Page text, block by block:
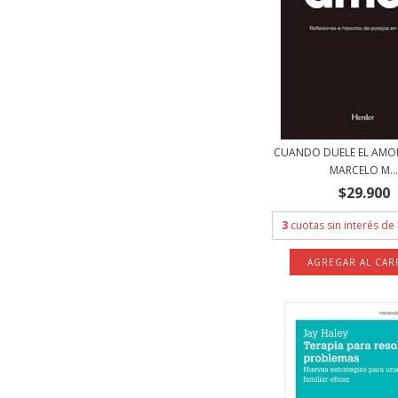
CUANDO DUELE EL
MARCELO M...
$29.900
3 cuotas sin interés de